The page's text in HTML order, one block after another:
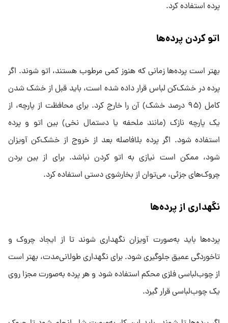
پرده استفاده کرد.
اتو کردن پرده‌ها
بهتر است پرده‌ها زمانی که هنوز کمی مرطوب هستند، اتو شوند. اگر
پرده در خشک‌کن لباس قرار داده شده است، باید قبل از خشک شدن
کامل (۹۵ درصد خشک) آن را خارج کرد. برای محافظت از پارچه، از
یک پارچه نازک (مانند ملحفه یا دستمال نخی) بین اتو و پرده
استفاده شود. اگر پرده بلافاصله بعد از خروج از خشک‌کن آویزان
شود، ممکن است نیازی به اتو کردن نباشد. برای از بین بردن
چروک‌های جزئی، می‌توان از بخارشوی دستی استفاده کرد.
نگهداری از پرده‌ها
پرده‌ها باید به‌صورت آویزان نگهداری شوند تا از ایجاد چروک و
تاخوردگی عمیق جلوگیری شود. برای نگهداری طولانی‌مدت، بهتر است
از چوب‌لباسی فلزی محکم استفاده شود و هر پرده به‌صورت مجزا روی
یک چوب‌لباسی قرار گیرد.